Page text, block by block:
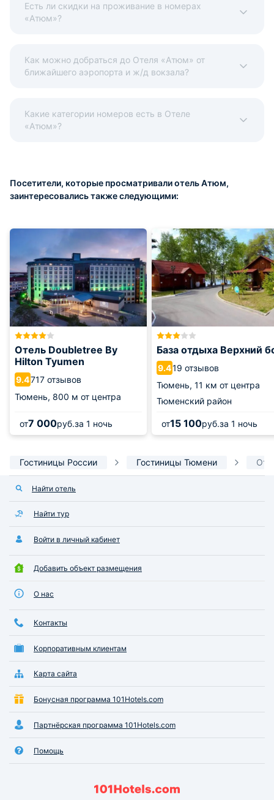
Есть ли скидки на проживание в номерах
«Атюм»?
Как можно добраться до Отеля «Атюм» от
ближайшего аэропорта и ж/д вокзала?
Какие категории номеров есть в Отеле
«Атюм»?
Посетители, которые просматривали отель Атюм,
заинтересовались также следующими:
Отель Doubletree By
Hilton Tyumen
9.4717 отзывов
Тюмень, 800 м от центра
от7 000руб.за 1 ночь
База отдыха Верхний
9.419 отзывов
Тюмень, 11 км от центра
Тюменский район
от15 100руб.за 1 ночь
Гостиницы России Гостиницы Тюмени
Найти отель
Найти тур
Войти в личный кабинет
Добавить объект размещения
О нас
Контакты
Корпоративным клиентам
Карта сайта
Бонусная программа 101Hotels.com
Партнёрская программа 101Hotels.com
Помощь